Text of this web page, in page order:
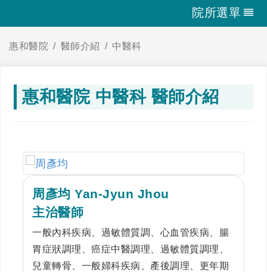
院所選單
惠和醫院 醫師介紹 中醫科
惠和醫院 中醫科 醫師介紹
周彥均 Yan-Jyun Jhou
主治醫師
一般內科疾病、過敏體質調、心血管疾病、腸
胃症狀調理、癌症中醫調理、過敏體質調理、
兒童轉骨、一般婦科疾病、產後調理、更年期